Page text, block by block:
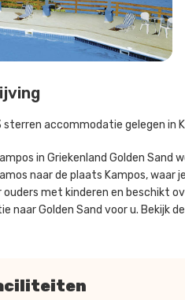
sterren accommodatie gelegen in
in Griekenland Golden Sand
naar de plaats Kampos, waar
met kinderen en beschikt
naar Golden Sand voor u. Bekijk